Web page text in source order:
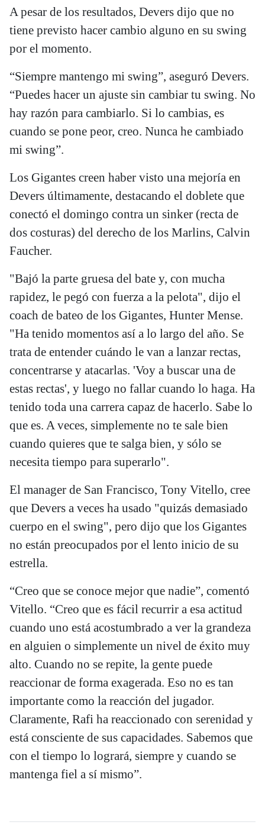
A pesar de los resultados, Devers dijo que no
tiene previsto hacer cambio alguno en su swing
por el momento.
“Siempre mantengo mi swing”, aseguró Devers.
“Puedes hacer un ajuste sin cambiar tu swing. No
hay razón para cambiarlo. Si lo cambias, es
cuando se pone peor, creo. Nunca he cambiado
mi swing”.
Los Gigantes creen haber visto una mejoría en
Devers últimamente, destacando el doblete que
conectó el domingo contra un sinker (recta de
dos costuras) del derecho de los Marlins, Calvin
Faucher.
"Bajó la parte gruesa del bate y, con mucha
rapidez, le pegó con fuerza a la pelota", dijo el
coach de bateo de los Gigantes, Hunter Mense.
"Ha tenido momentos así a lo largo del año. Se
trata de entender cuándo le van a lanzar rectas,
concentrarse y atacarlas. 'Voy a buscar una de
estas rectas', y luego no fallar cuando lo haga. Ha
tenido toda una carrera capaz de hacerlo. Sabe lo
que es. A veces, simplemente no te sale bien
cuando quieres que te salga bien, y sólo se
necesita tiempo para superarlo".
El manager de San Francisco, Tony Vitello, cree
que Devers a veces ha usado "quizás demasiado
cuerpo en el swing", pero dijo que los Gigantes
no están preocupados por el lento inicio de su
estrella.
“Creo que se conoce mejor que nadie”, comentó
Vitello. “Creo que es fácil recurrir a esa actitud
cuando uno está acostumbrado a ver la grandeza
en alguien o simplemente un nivel de éxito muy
alto. Cuando no se repite, la gente puede
reaccionar de forma exagerada. Eso no es tan
importante como la reacción del jugador.
Claramente, Rafi ha reaccionado con serenidad y
está consciente de sus capacidades. Sabemos que
con el tiempo lo logrará, siempre y cuando se
mantenga fiel a sí mismo”.